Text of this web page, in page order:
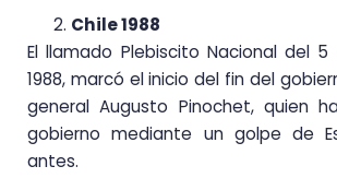
Chile 1988
El llamado Plebiscito Nacional del
1988, marcó el inicio del fin del
general Augusto Pinochet, quien
gobierno mediante un golpe de
antes.